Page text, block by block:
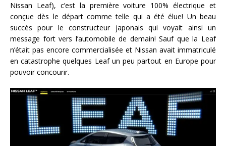
Nissan Leaf), c’est la première voiture 100% électrique et
conçue dès le départ comme telle qui a été élue! Un beau
succès pour le constructeur japonais qui voyait ainsi un
message fort vers l’automobile de demain! Sauf que la Leaf
n’était pas encore commercialisée et Nissan avait immatriculé
en catastrophe quelques Leaf un peu partout en Europe pour
pouvoir concourir.